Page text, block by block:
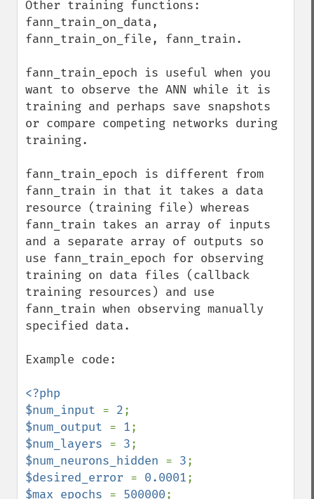
Other training functions:
fann_train_on_data,
fann_train_on_file, fann_train.
fann_train_epoch is useful when you
want to observe the ANN while it is
training and perhaps save snapshots
or compare competing networks during
training.
fann_train_epoch is different from
fann_train in that it takes a data
resource (training file) whereas
fann_train takes an array of inputs
and a separate array of outputs so
use fann_train_epoch for observing
training on data files (callback
training resources) and use
fann_train when observing manually
specified data.
Example code:
<?php
$num_input = 2
$num_output = 1
$num_layers = 3
$num_neurons_hidden = 3
$desired_error = 0.0001
$max_epochs = 500000